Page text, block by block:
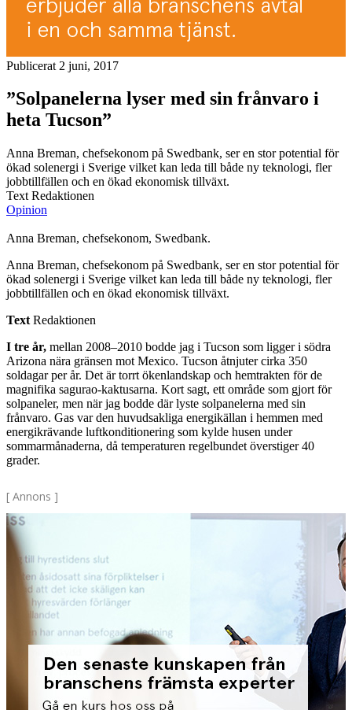
Publicerat 2 juni, 2017
”Solpanelerna lyser med sin frånvaro i
heta Tucson”
Anna Breman, chefsekonom på Swedbank, ser en stor potential för
ökad solenergi i Sverige vilket kan leda till både ny teknologi, fler
jobbtillfällen och en ökad ekonomisk tillväxt.
Text Redaktionen
Opinion
Anna Breman, chefsekonom, Swedbank.
Anna Breman, chefsekonom på Swedbank, ser en stor potential för
ökad solenergi i Sverige vilket kan leda till både ny teknologi, fler
jobbtillfällen och en ökad ekonomisk tillväxt.
Text Redaktionen
I tre år, mellan 2008–2010 bodde jag i Tucson som ligger i södra
Arizona nära gränsen mot Mexico. Tucson åtnjuter cirka 350
soldagar per år. Det är torrt ökenlandskap och hemtrakten för de
magnifika sagurao-kaktusarna. Kort sagt, ett område som gjort för
solpaneler, men när jag bodde där lyste solpanelerna med sin
frånvaro. Gas var den huvudsakliga energikällan i hemmen med
energikrävande luftkonditionering som kylde husen under
sommarmånaderna, då temperaturen regelbundet överstiger 40
grader.
[ Annons ]